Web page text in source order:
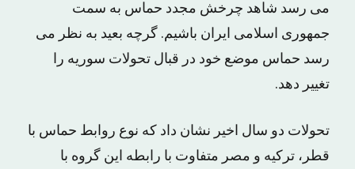
مى رسد شاهد چرخش مجدد حماس به سمت
جمهورى اسلامى ایران باشیم. گرچه بعید به نظر مى
رسد حماس موضع خود در قبال تحولات سوریه را
تغییر دهد.
تحولات دو سال اخیر نشان داد که نوع روابط حماس با
قطر، ترکیه و مصر متفاوت با رابطه این گروه با